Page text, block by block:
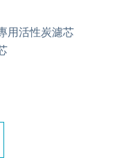
用活性炭濾芯